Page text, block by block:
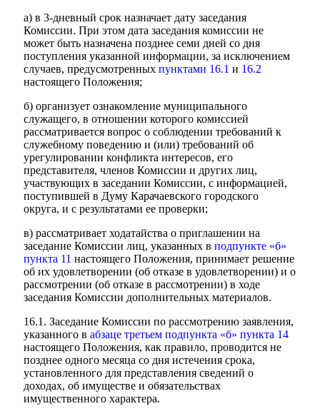
а) в 3-дневный срок назначает дату заседания
Комиссии. При этом дата заседания комиссии не
может быть назначена позднее семи дней со дня
поступления указанной информации, за исключением
случаев, предусмотренных пунктами 16.1 и 16.2
настоящего Положения;
б) организует ознакомление муниципального
служащего, в отношении которого комиссией
рассматривается вопрос о соблюдении требований к
служебному поведению и (или) требований об
урегулировании конфликта интересов, его
представителя, членов Комиссии и других лиц,
участвующих в заседании Комиссии, с информацией,
поступившей в Думу Карачаевского городского
округа, и с результатами ее проверки;
в) рассматривает ходатайства о приглашении на
заседание Комиссии лиц, указанных в подпункте «б»
пункта 11 настоящего Положения, принимает решение
об их удовлетворении (об отказе в удовлетворении) и о
рассмотрении (об отказе в рассмотрении) в ходе
заседания Комиссии дополнительных материалов.
16.1. Заседание Комиссии по рассмотрению заявления,
указанного в абзаце третьем подпункта «б» пункта 14
настоящего Положения, как правило, проводится не
позднее одного месяца со дня истечения срока,
установленного для представления сведений о
доходах, об имуществе и обязательствах
имущественного характера.
Новости
"Минги Тау"
Виртуальная
приемная
Культурный
код кластера